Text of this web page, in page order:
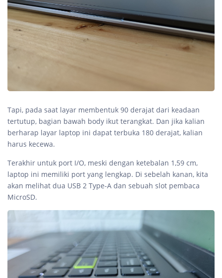
Tapi, pada saat layar membentuk 90 derajat dari keadaan
tertutup, bagian bawah body ikut terangkat. Dan jika kalian
berharap layar laptop ini dapat terbuka 180 derajat, kalian
harus kecewa.
Terakhir untuk port I/O, meski dengan ketebalan 1,59 cm,
laptop ini memiliki port yang lengkap. Di sebelah kanan, kita
akan melihat dua USB 2 Type-A dan sebuah slot pembaca
MicroSD.